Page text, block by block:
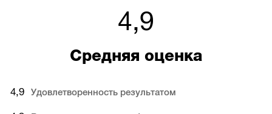
4,9
Средняя оценка
4,9 Удовлетворенность результатом